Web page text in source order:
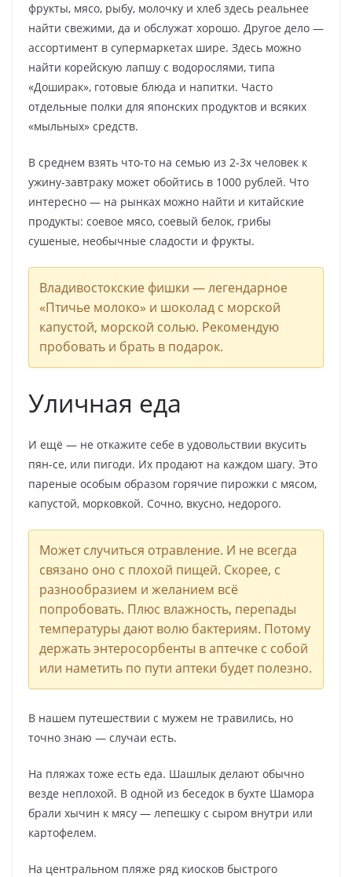
фрукты, мясо, рыбу, молочку и хлеб здесь реальнее
найти свежими, да и обслужат хорошо. Другое дело —
ассортимент в супермаркетах шире. Здесь можно
найти корейскую лапшу с водорослями, типа
«Доширак», готовые блюда и напитки. Часто
отдельные полки для японских продуктов и всяких
«мыльных» средств.
В среднем взять что-то на семью из 2-3х человек к
ужину-завтраку может обойтись в 1000 рублей. Что
интересно — на рынках можно найти и китайские
продукты: соевое мясо, соевый белок, грибы
сушеные, необычные сладости и фрукты.
Владивостокские фишки — легендарное
«Птичье молоко» и шоколад с морской
капустой, морской солью. Рекомендую
пробовать и брать в подарок.
Уличная еда
И ещё — не откажите себе в удовольствии вкусить
пян-се, или пигоди. Их продают на каждом шагу. Это
пареные особым образом горячие пирожки с мясом,
капустой, морковкой. Сочно, вкусно, недорого.
Может случиться отравление. И не всегда
связано оно с плохой пищей. Скорее, с
разнообразием и желанием всё
попробовать. Плюс влажность, перепады
температуры дают волю бактериям. Потому
держать энтеросорбенты в аптечке с собой
или наметить по пути аптеки будет полезно.
В нашем путешествии с мужем не травились, но
точно знаю — случаи есть.
На пляжах тоже есть еда. Шашлык делают обычно
везде неплохой. В одной из беседок в бухте Шамора
брали хычин к мясу — лепешку с сыром внутри или
картофелем.
На центральном пляже ряд киосков быстрого